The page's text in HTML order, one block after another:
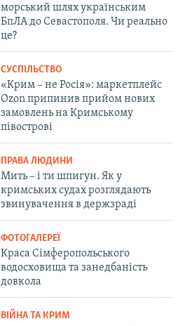
морський шлях українським
БпЛА до Севастополя. Чи реально
це?
СУСПІЛЬСТВО
«Крим – не Росія»: маркетплейс
Ozon припинив прийом нових
замовлень на Кримському
півострові
ПРАВА ЛЮДИНИ
Мить – і ти шпигун. Як у
кримських судах розглядають
звинувачення в держзраді
ФОТОГАЛЕРЕЇ
Краса Сімферопольського
водосховища та занедбаність
довкола
ВІЙНА ТА КРИМ